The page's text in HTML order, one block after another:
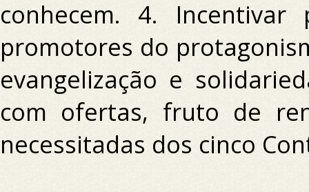
conhecem. 4. Incentivar
promotores do
evangelização e
com ofertas, fruto de
necessitadas dos cinco